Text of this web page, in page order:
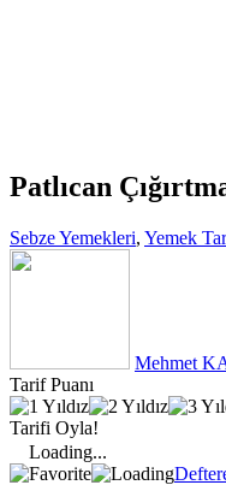
Patlıcan
Sebze Yemekleri, Yemek
Mehmet
Tarif Puanı
Tarifi Oyla!
Loading...